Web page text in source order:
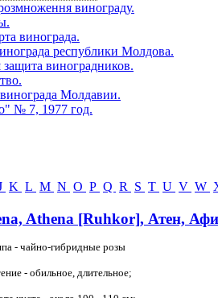
винограду.
винограда.
республики Молдова.
виноградников.
Молдавии.
№ 7, 1977 год.
K L M N O P Q R S T U V W
Athena [Ruhkor], Атен,
- чайно-гибридные розы
- обильное, длительное;